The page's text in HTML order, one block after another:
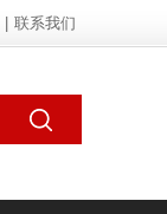
联系我们